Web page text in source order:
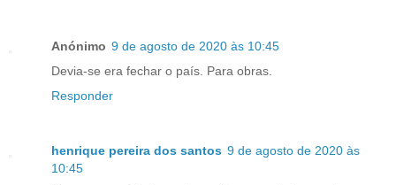
Anónimo 9 de agosto de 2020 às 10:45
Devia-se era fechar o país. Para obras.
Responder
henrique pereira dos santos 9 de agosto de 2020 às
10:45